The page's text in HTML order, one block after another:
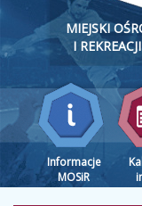
MIEJSKI
I
Informacje
MOSiR